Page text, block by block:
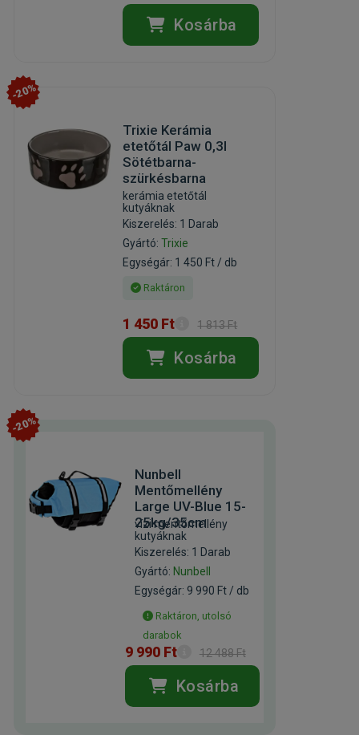
Kosárba
-20%
Trixie Kerámia
etetőtál Paw 0,3l
Sötétbarna-
szürkésbarna
kerámia etetőtál
kutyáknak
Kiszerelés: 1 Darab
Gyártó:Trixie
Egységár: 1 450 Ft / db
Raktáron
1 450 Ft 1 813 Ft
Kosárba
-20%
Nunbell
Mentőmellény
Large UV-Blue 15-
25kg/35cm
vízi mentőmellény
kutyáknak
Kiszerelés: 1 Darab
Gyártó: Nunbell
Egységár: 9 990 Ft / db
Raktáron, utolsó
darabok
9 990 Ft 12 488 Ft
Kosárba